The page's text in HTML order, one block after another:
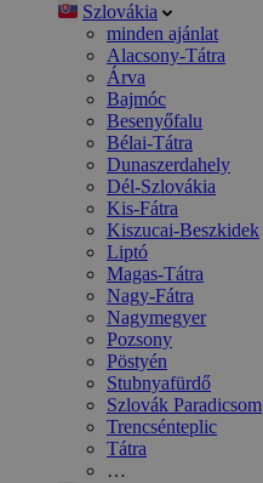
Szlovákia
minden ajánlat
Alacsony-Tátra
Árva
Bajmóc
Besenyőfalu
Bélai-Tátra
Dunaszerdahely
Dél-Szlovákia
Kis-Fátra
Kiszucai-Beszkidek
Liptó
Magas-Tátra
Nagy-Fátra
Nagymegyer
Pozsony
Pöstyén
Stubnyafürdő
Szlovák Paradicsom
Trencsénteplic
Tátra
…